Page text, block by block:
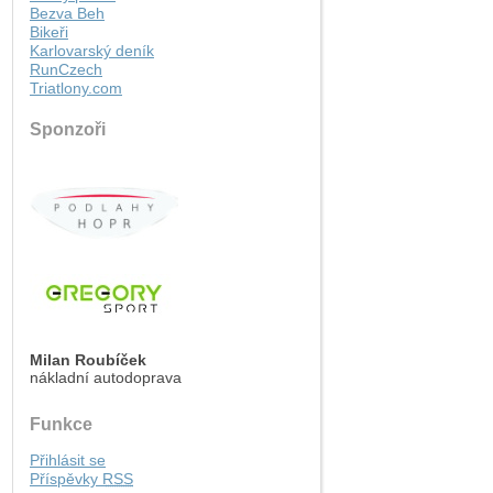
Bezva Beh
Bikeři
Karlovarský deník
RunCzech
Triatlony.com
Sponzoři
Milan Roubíček
nákladní autodoprava
Funkce
Přihlásit se
Příspěvky RSS